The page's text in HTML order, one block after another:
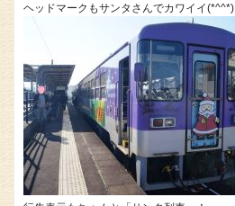
ヘッドマークもサンタさんでカワイイ(*^^*)